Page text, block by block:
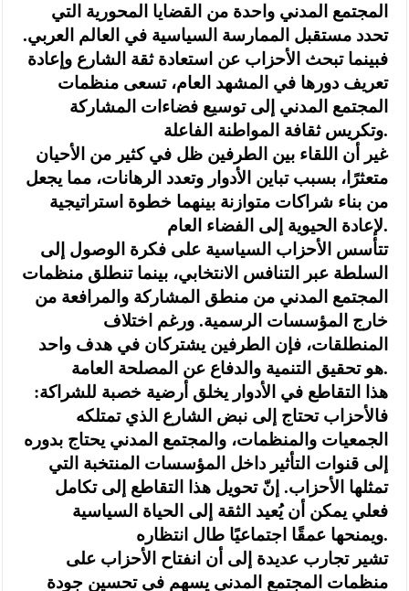
المجتمع المدني واحدة من القضايا المحورية التي
تحدد مستقبل الممارسة السياسية في العالم العربي.
فبينما تبحث الأحزاب عن استعادة ثقة الشارع وإعادة
تعريف دورها في المشهد العام، تسعى منظمات
المجتمع المدني إلى توسيع فضاءات المشاركة
وتكريس ثقافة المواطنة الفاعلة.
غير أن اللقاء بين الطرفين ظل في كثير من الأحيان
متعثرًا، بسبب تباين الأدوار وتعدد الرهانات، مما يجعل
من بناء شراكات متوازنة بينهما خطوة استراتيجية
لإعادة الحيوية إلى الفضاء العام.
تتأسس الأحزاب السياسية على فكرة الوصول إلى
السلطة عبر التنافس الانتخابي، بينما تنطلق منظمات
المجتمع المدني من منطق المشاركة والمرافعة من
خارج المؤسسات الرسمية. ورغم اختلاف
المنطلقات، فإن الطرفين يشتركان في هدف واحد
هو تحقيق التنمية والدفاع عن المصلحة العامة.
هذا التقاطع في الأدوار يخلق أرضية خصبة للشراكة:
فالأحزاب تحتاج إلى نبض الشارع الذي تمتلكه
الجمعيات والمنظمات، والمجتمع المدني يحتاج بدوره
إلى قنوات التأثير داخل المؤسسات المنتخبة التي
تمثلها الأحزاب. إنّ تحويل هذا التقاطع إلى تكامل
فعلي يمكن أن يُعيد الثقة إلى الحياة السياسية
ويمنحها عمقًا اجتماعيًا طال انتظاره.
تشير تجارب عديدة إلى أن انفتاح الأحزاب على
منظمات المجتمع المدني يسهم في تحسين جودة